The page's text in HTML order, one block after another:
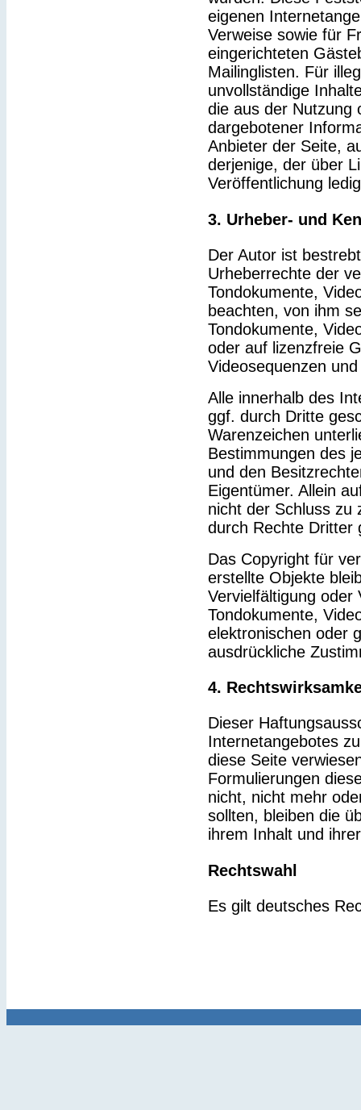
eigenen
Verweise sowie für
eingerichteten
Mailinglisten. Für
unvollständige
die aus der Nutzung
dargebotener
Anbieter der Seite,
derjenige, der über
Veröffentlichung
3. Urheber- und
Der Autor ist
Urheberrechte der
Tondokumente,
beachten, von ihm
Tondokumente,
oder auf lizenzfreie
Videosequenzen
Alle innerhalb des
ggf. durch Dritte
Warenzeichen
Bestimmungen des
und den
Eigentümer. Allein
nicht der Schluss zu
durch Rechte Dritter
Das Copyright für
erstellte Objekte
Vervielfältigung oder
Tondokumente,
elektronischen oder
ausdrückliche
4.
Dieser
Internetangebotes
diese Seite
Formulierungen
nicht, nicht mehr
sollten, bleiben die
ihrem Inhalt und
Rechtswahl
Es gilt deutsches